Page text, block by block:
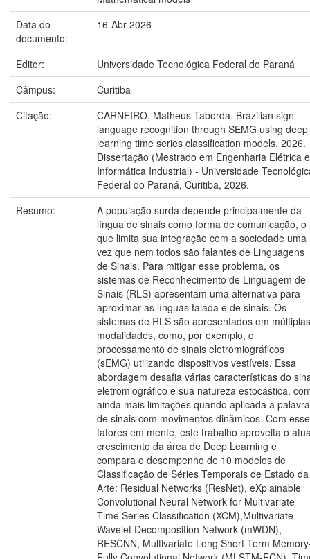
Data do
documento:
16-Abr-2026
Editor:
Universidade Tecnológica Federal do Paraná
Câmpus:
Curitiba
Citação:
CARNEIRO, Matheus Taborda. Brazilian sign
language recognition through SEMG using deep
learning time series classification models. 2026.
Dissertação (Mestrado em Engenharia Elétrica e
Informática Industrial) - Universidade
Federal do Paraná, Curitiba, 2026.
Resumo:
A população surda depende principalmente da
língua de sinais como forma de comunicação, o
que limita sua integração com a sociedade uma
vez que nem todos são falantes de Linguagens
de Sinais. Para mitigar esse problema, os
sistemas de Reconhecimento de Linguagem de
Sinais (RLS) apresentam uma alternativa para
aproximar as línguas falada e de sinais. Os
sistemas de RLS são apresentados em múltiplas
modalidades, como, por exemplo, o
processamento de sinais eletromiográficos
(sEMG) utilizando dispositivos vestíveis. Essa
abordagem desafia várias características do
eletromiográfico e sua natureza estocástica,
ainda mais limitações quando aplicada a
de sinais com movimentos dinâmicos. Com
fatores em mente, este trabalho aproveita o
crescimento da área de Deep Learning e
compara o desempenho de 10 modelos de
Classificação de Séries Temporais de Estado da
Arte: Residual Networks (ResNet), eXplainable
Convolutional Neural Network for Multivariate
Time Series Classification (XCM),Multivariate
Wavelet Decomposition Network (mWDN),
RESCNN, Multivariate Long Short Term